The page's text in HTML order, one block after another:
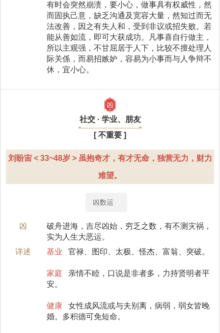
有时会突然崩溃，要小心，做事具有权威性，然
而固执己意，缺乏沟通及宽容大量，然知过而无
法改善，因之有失人和，受到非议或招失败。若
能从善如流，即可大获成功。凡事喜自行做主，
所以主观强，不甘屈居于人下，比较不擅处理人
际关係，而易招嫉妒，容易为小事而与人争辩不
休，宜小心。
凶
社交 · 学业、朋友
[ 不重要 ]
刘盼宙 < 33~48岁 > 虽抱奇才，有才无命，独营无力，财力
难望。
凶数运
凶
破舟进海，吉尽凶始，穷乏之数，有不测灾祸，
实为人生大恶运。
详述
基业 官禄、图印、太极、怪杰、富翁、突破。
家庭
亲情不睦，口说是非者多，力持贤明者平
安。
健康
女性成风流或与夫别离，病弱，弱女皆晚
婚。多积德可免短命。